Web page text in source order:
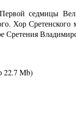
седмицы
Хор Сретенского
Сретения
22.7 Mb)